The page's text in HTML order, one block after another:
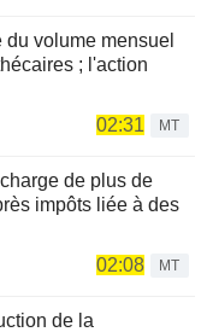
volume mensuel
; l'action
02:31
MT
de plus de
impôts liée à des
02:08
MT
de la